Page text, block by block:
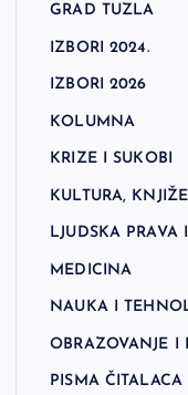
GRAD TUZLA
IZBORI 2024.
IZBORI 2026
KOLUMNA
KRIZE I SUKOBI
KULTURA,
LJUDSKA PRAVA
MEDICINA
NAUKA I
OBRAZOVANJE I
PISMA ČITALACA